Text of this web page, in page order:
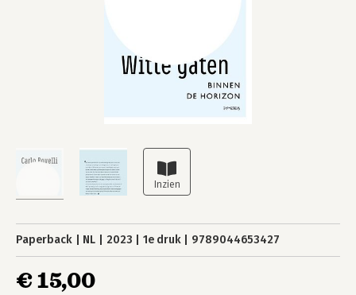
Paperback NL 2023 1e druk 9789044653427
€ 15,00